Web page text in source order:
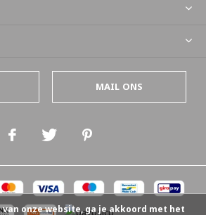
MAIL ONS
onze website, ga je akkoord met het